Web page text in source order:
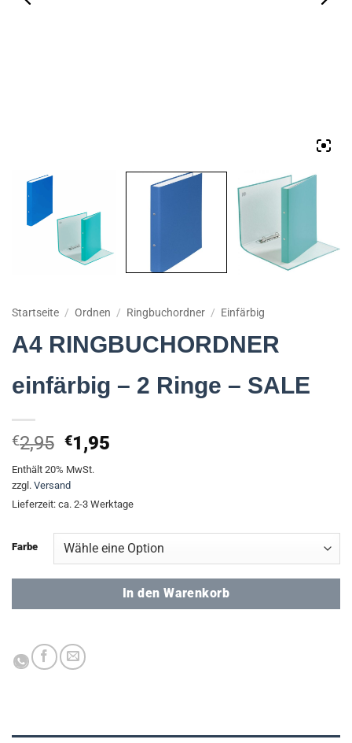
Startseite / Ordnen / Ringbuchordner / Einfärbig
A4 RINGBUCHORDNER
einfärbig – 2 Ringe – SALE
€2,95 Ursprünglicher
Preis
war:
€2,95
€1,95
€1,95.
Enthält 20% MwSt.
zzgl. Versand
Lieferzeit: ca. 2-3 Werktage
Farbe
In den Warenkorb